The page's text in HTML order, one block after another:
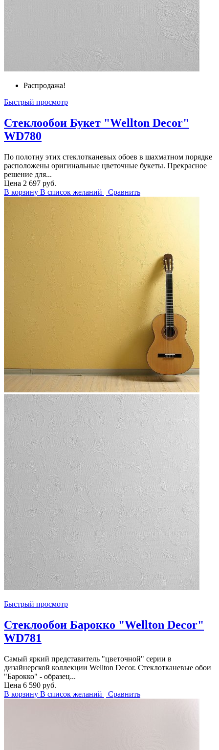
Распродажа!
Быстрый просмотр
Стеклообои Букет "Wellton Decor"
WD780
По полотну этих стеклотканевых обоев в шахматном порядке
расположены оригинальные цветочные букеты. Прекрасное
решение для...
Цена 2 697 руб.
В корзину В список желаний Сравнить
Быстрый просмотр
Стеклообои Барокко "Wellton Decor"
WD781
Самый яркий представитель "цветочной" серии в
дизайнерской коллекции Wellton Decor. Стеклотканевые обои
"Барокко" - образец...
Цена 6 590 руб.
В корзину В список желаний Сравнить